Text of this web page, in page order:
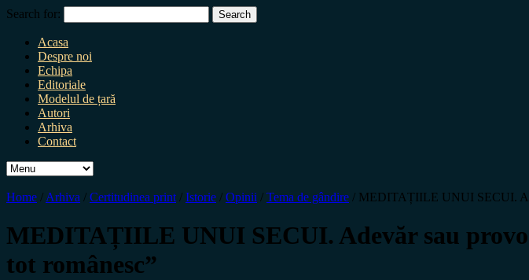
Search for:
Acasa
Despre noi
Echipa
Editoriale
Modelul de țară
Autori
Arhiva
Contact
Home / Arhiva / Certitudinea print / Istorie / Opinii / Tema de gândire / MEDITAȚIILE UNUI SECUI.
MEDITAȚIILE UNUI SECUI. Adevăr sau
tot românesc”